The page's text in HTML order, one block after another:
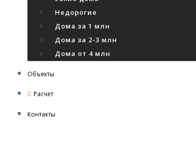
Недорогие
Дома за 1 млн
Дома за 2-3 млн
Дома от 4 млн
Объекты
Расчет
Контакты